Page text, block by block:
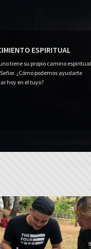
ESPIRITUAL
tiene su propio camino espiritual
¿Cómo podemos ayudarte
hoy en el tuyo?